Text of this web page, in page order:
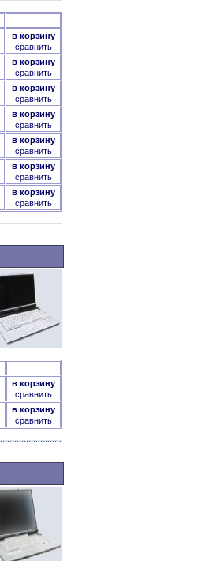
в корзину
сравнить
в корзину
сравнить
в корзину
сравнить
в корзину
сравнить
в корзину
сравнить
в корзину
сравнить
в корзину
сравнить
в корзину
сравнить
в корзину
сравнить